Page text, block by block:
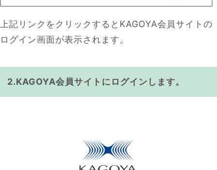
上記リンクをクリックするとKAGOYA会員サイトの
ログイン画面が表示されます。
2.KAGOYA会員サイトにログインします。